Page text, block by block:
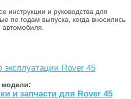
инструкции и руководства для
по годам выпуска, когда вносились
эксплуатации Rover 45
модели:
и запчасти для Rover 45